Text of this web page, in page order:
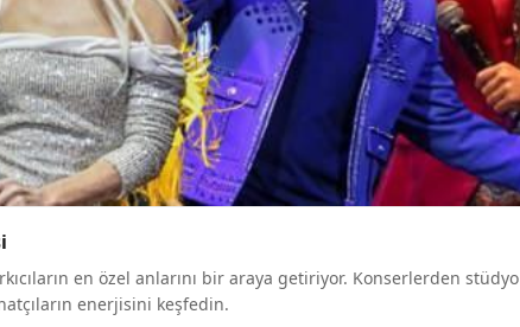
en özel anlarını bir araya getiriyor. Konserlerden stüdyo
enerjisini keşfedin.